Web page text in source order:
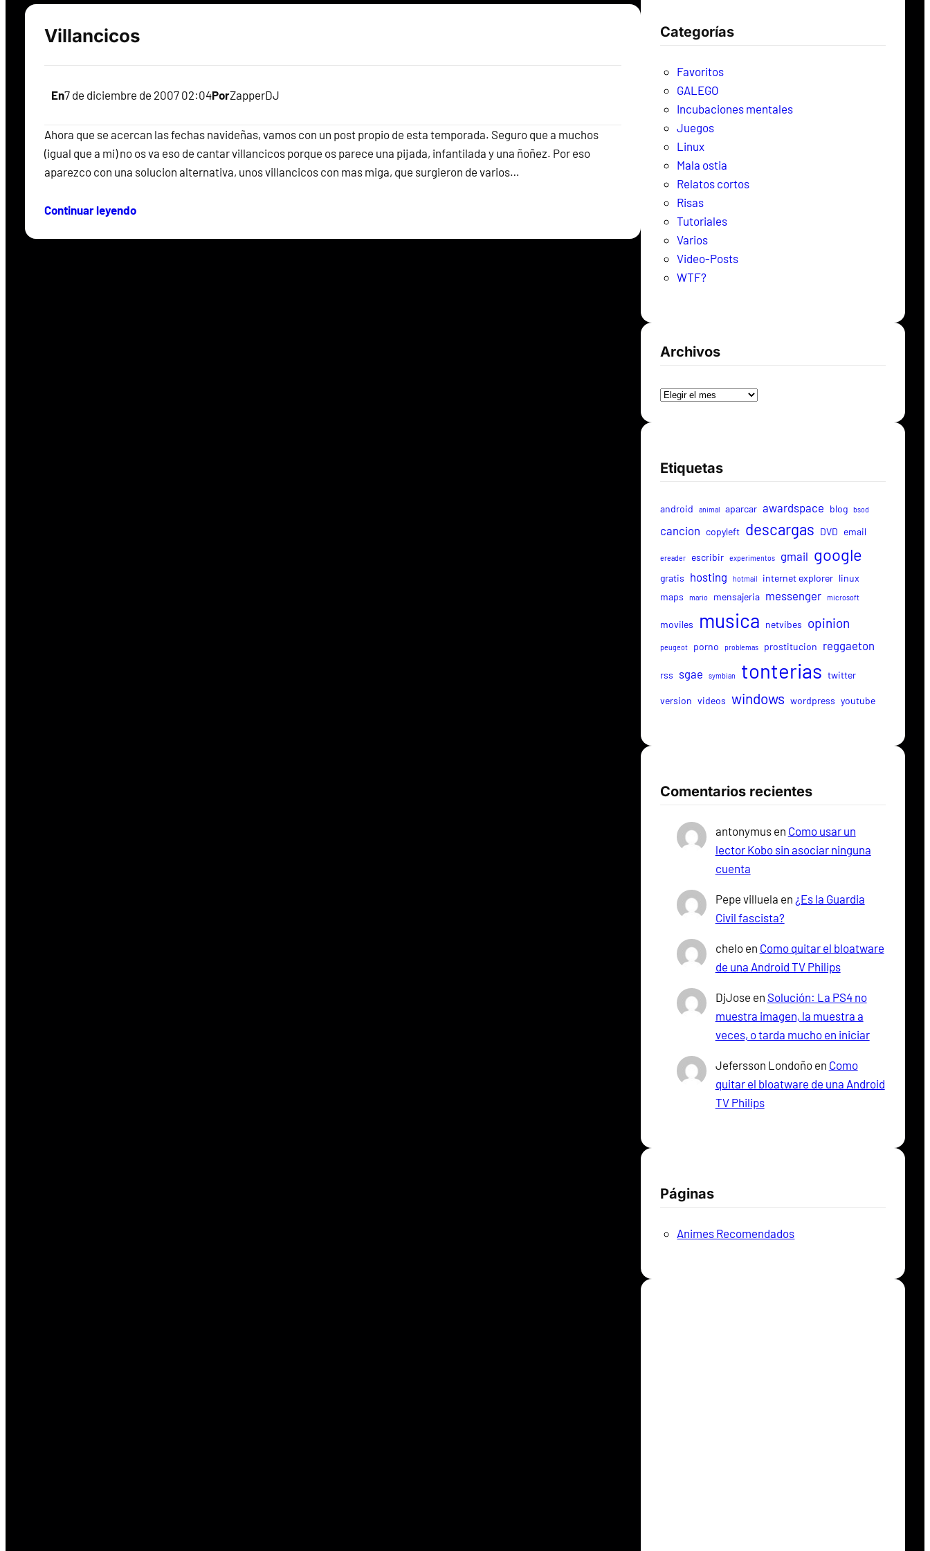
Villancicos
En7 de diciembre de 2007 02:04PorZapperDJ
Ahora que se acercan las fechas navideñas, vamos con un post propio de esta temporada. Seguro que a muchos
(igual que a mi) no os va eso de cantar villancicos porque os parece una pijada, infantilada y una ñoñez. Por eso
aparezco con una solucion alternativa, unos villancicos con mas miga, que surgieron de varios…
Continuar leyendo
c
Categorías
Favoritos
GALEGO
Incubaciones mentales
Juegos
Linux
Mala ostia
Relatos cortos
Risas
Tutoriales
Varios
Video-Posts
WTF?
Archivos
Etiquetas
android animal aparcar awardspace blog bsod
cancion copyleft descargas DVD email
ereader escribir experimentos gmail google
gratis hosting hotmail internet explorer linux
maps
mario mensajeria messenger microsoft
moviles musica netvibes opinion
peugeot porno problemas prostitucion reggaeton
rss sgae symbian tonterias twitter
version videos windows wordpress youtube
Comentarios recientes
antonymusen Como usar un
lector Kobo sin asociar ninguna
cuenta
Pepe villuela en ¿Es la Guardia
Civil fascista?
cheloen Como quitar el bloatware
de una Android TV Philips
DjJose en Solución: La PS4 no
muestra imagen, la muestra a
veces, o tarda mucho en iniciar
Jefersson Londoñoen Como
quitar el bloatware de una Android
TV Philips
Páginas
Animes Recomendados